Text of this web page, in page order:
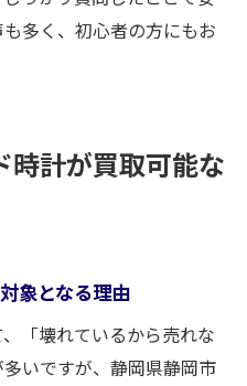
多く、初心者の方にもお
時計が買取可能な
象となる理由
「壊れているから売れな
いですが、静岡県静岡市